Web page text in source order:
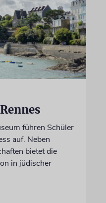
führen Schüler
auf. Neben
bietet die
in jüdischer